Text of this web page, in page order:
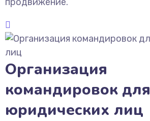
Организация
командировок для
юридических лиц